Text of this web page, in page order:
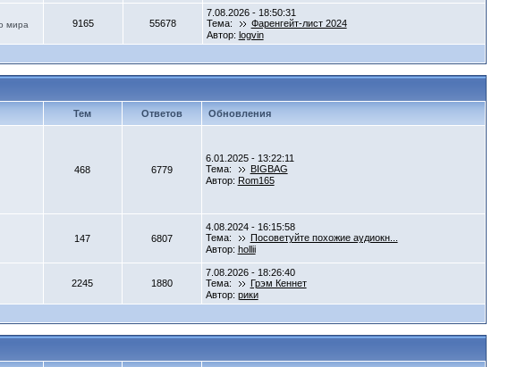
мира
9165 55678
7.08.2026 - 18:50:31
Тема:
Фаренгейт-лист 2024
Автор: logvin
Тем Ответов
Обновления
468 6779
6.01.2025 - 13:22:11
Тема:
BIGBAG
Автор: Rom165
147 6807
4.08.2024 - 16:15:58
Тема:
Посоветуйте похожие аудиокн...
Автор: hollii
2245 1880
7.08.2026 - 18:26:40
Тема:
Грэм Кеннет
Автор: рики